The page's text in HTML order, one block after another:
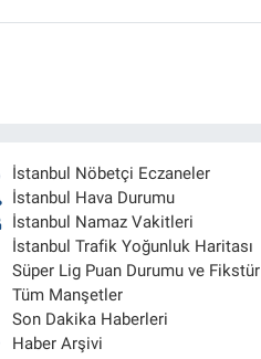
İstanbul Nöbetçi Eczaneler
İstanbul Hava Durumu
İstanbul Namaz Vakitleri
İstanbul Trafik Yoğunluk Haritası
Süper Lig Puan Durumu ve Fikstür
Tüm Manşetler
Son Dakika Haberleri
Haber Arşivi